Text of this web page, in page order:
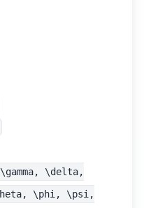
\delta,
\phi, \psi,